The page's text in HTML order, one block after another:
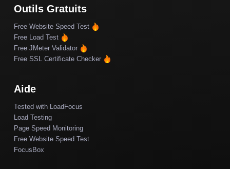
Outils Gratuits
Free Website Speed Test
Free Load Test
Free JMeter Validator
Free SSL Certificate Checker
Aide
Tested with LoadFocus
Load Testing
Page Speed Monitoring
Free Website Speed Test
FocusBox